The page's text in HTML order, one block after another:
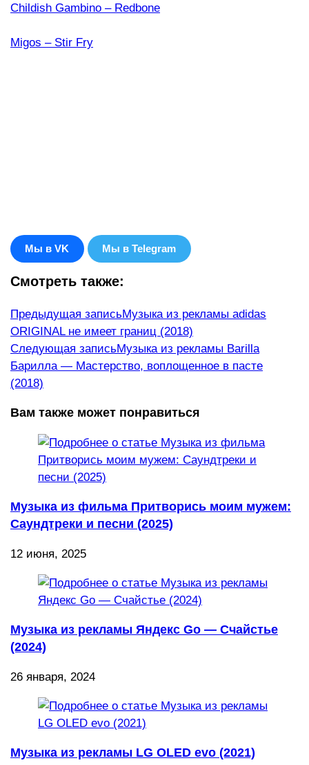
Childish Gambino – Redbone
Migos – Stir Fry
Мы в VK Мы в Telegram
Смотреть также:
Еще
статьи
Предыдущая записьМузыка из рекламы adidas
ORIGINAL не имеет границ (2018)
Следующая записьМузыка из рекламы Barilla
Барилла — Мастерство, воплощенное в пасте
(2018)
Вам также может понравиться
Музыка из фильма Притворись моим мужем:
Саундтреки и песни (2025)
12 июня, 2025
Музыка из рекламы Яндекс Go — Счайстье
(2024)
26 января, 2024
Музыка из рекламы LG OLED evo (2021)